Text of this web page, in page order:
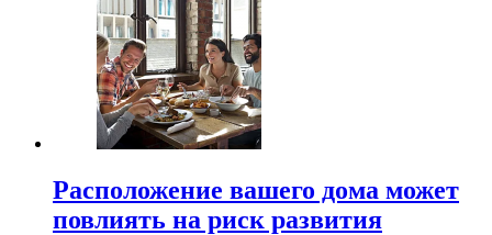
Расположение вашего дома может
повлиять на риск развития